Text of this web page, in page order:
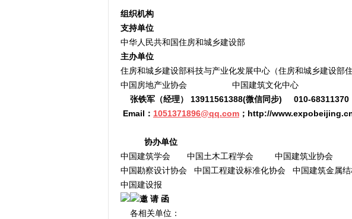
组织机构
支持单位
中华人民共和国住房和城乡建设部
主办单位
住房和城乡建设部科技与产业化发展中心（住房和城乡建设部
中国房地产业协会 中国建筑文化中心
张铁军（经理） 13911561388(微信同步)
010-68311370
Email： 1051371896@qq.com ； http://
协办单位
中国建筑学会 中国土木工程学会 中国建筑业协会 中
中国勘察设计协会 中国工程建设标准化协会 中国建筑金属
中国建设报
邀 请 函
各相关单位：